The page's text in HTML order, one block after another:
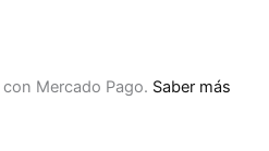
con Mercado Pago. Saber más